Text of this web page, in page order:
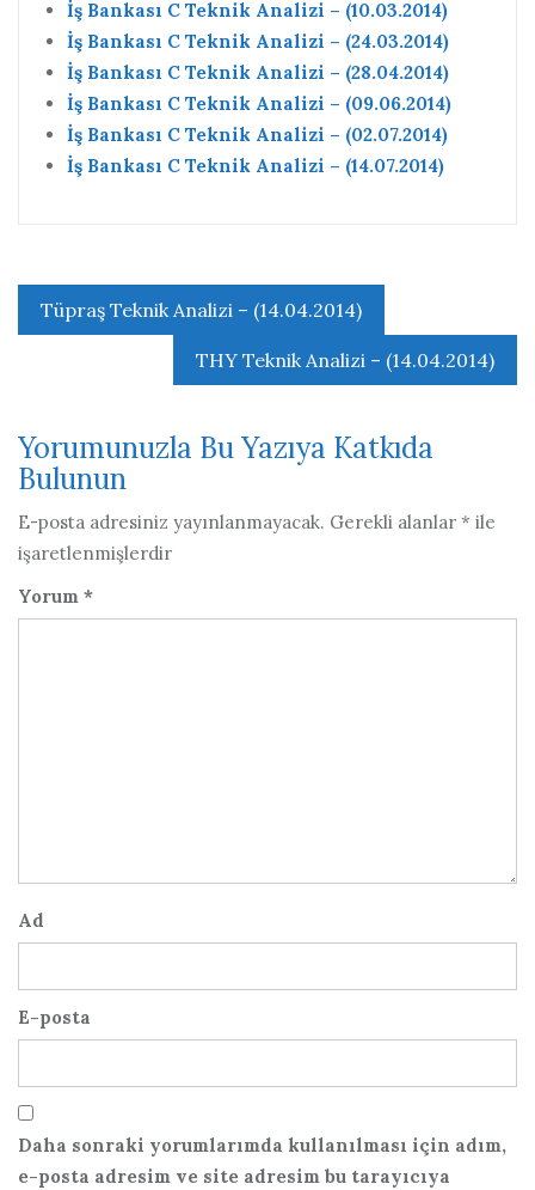
İş Bankası C Teknik Analizi – (10.03.2014)
İş Bankası C Teknik Analizi – (24.03.2014)
İş Bankası C Teknik Analizi – (28.04.2014)
İş Bankası C Teknik Analizi – (09.06.2014)
İş Bankası C Teknik Analizi – (02.07.2014)
İş Bankası C Teknik Analizi – (14.07.2014)
Yazı
gezinmesi
Tüpraş Teknik Analizi – (14.04.2014)
THY Teknik Analizi – (14.04.2014)
Yorumunuzla Bu Yazıya Katkıda
Bulunun
E-posta adresiniz yayınlanmayacak. Gerekli alanlar * ile
işaretlenmişlerdir
Yorum *
Ad
E-posta
Daha sonraki yorumlarımda kullanılması için adım,
e-posta adresim ve site adresim bu tarayıcıya